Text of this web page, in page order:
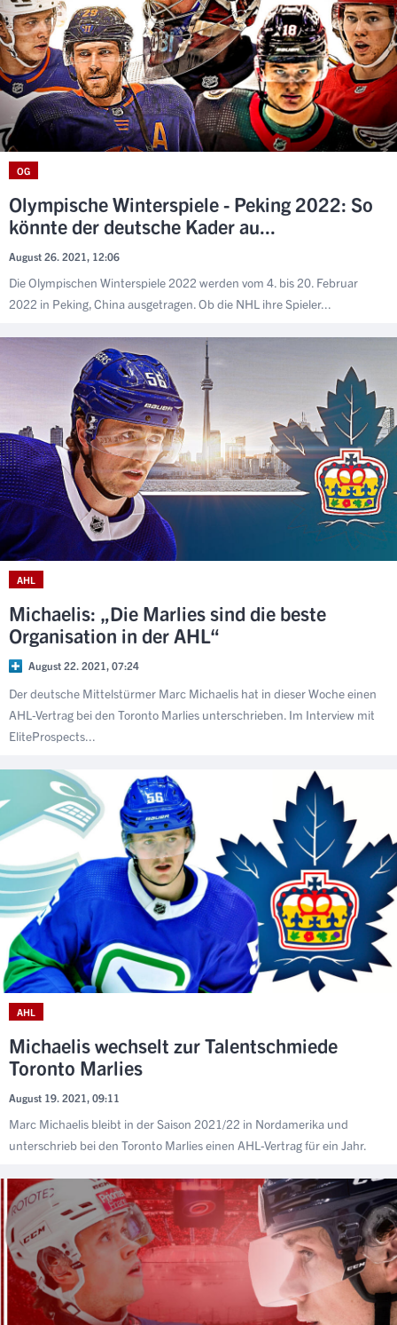
OG
Olympische Winterspiele - Peking 2022: So
könnte der deutsche Kader au...
August 26. 2021, 12:06
Die Olympischen Winterspiele 2022 werden vom 4. bis 20. Februar
2022 in Peking, China ausgetragen. Ob die NHL ihre Spieler...
AHL
Michaelis: „Die Marlies sind die beste
Organisation in der AHL“
August 22. 2021, 07:24
Der deutsche Mittelstürmer Marc Michaelis hat in dieser Woche einen
AHL-Vertrag bei den Toronto Marlies unterschrieben. Im Interview mit
EliteProspects...
AHL
Michaelis wechselt zur Talentschmiede
Toronto Marlies
August 19. 2021, 09:11
Marc Michaelis bleibt in der Saison 2021/22 in Nordamerika und
unterschrieb bei den Toronto Marlies einen AHL-Vertrag für ein Jahr.